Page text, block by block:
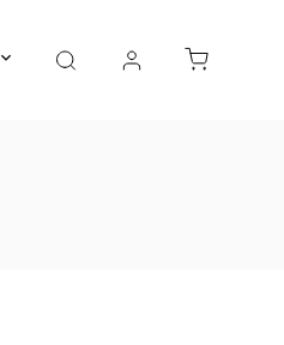
Výprodej MECHY